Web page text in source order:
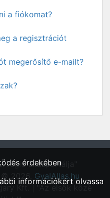
a fiókomat?
a regisztrációt
megerősítő e-mailt?
régió állásportálja"
2026. GyalAllas.hu
Kft. | "Az elsők közé
érdekében
információkért olvassa